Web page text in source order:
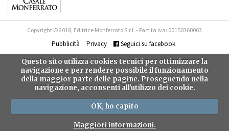
Copyright © 2018, Editrice Monferrato S.r.l. - Partita iva: 00150360063
Pubblicità Privacy Seguici su facebook
Questo sito utilizza cookies tecnici per ottimizzare la
navigazione e per rendere possibile il funzionamento
della maggior parte delle pagine. Proseguendo nella
navigazione, acconsenti all'utilizzo dei cookie.
OK, ho capito
Maggiori informazioni.